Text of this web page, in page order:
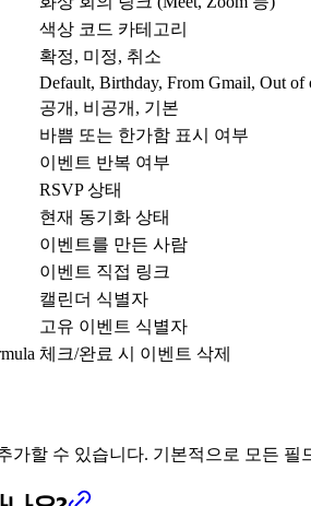
색상 코드 카테고리
확정, 미정, 취소
Default, Birthday, From Gmail, Out
공개, 비공개, 기본
바쁨 또는 한가함 표시 여부
이벤트 반복 여부
RSVP 상태
현재 동기화 상태
이벤트를 만든 사람
이벤트 직접 링크
캘린더 식별자
고유 이벤트 식별자
체크/완료 시 이벤트 삭제
가할 수 있습니다. 기본적으로 모든 필